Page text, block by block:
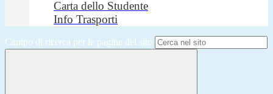
Carta dello Studente
Info Trasporti
Campo di ricerca per le pagine del sito